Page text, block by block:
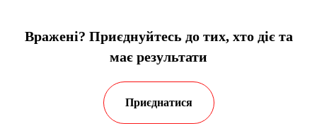
Вражені? Приєднуйтесь до тих, хто діє та
має результати
Приєднатися